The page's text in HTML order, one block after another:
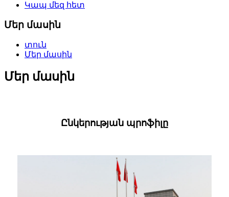
Կապ մեզ հետ
Մեր մասին
տուն
Մեր մասին
Մեր մասին
Ընկերության պրոֆիլը